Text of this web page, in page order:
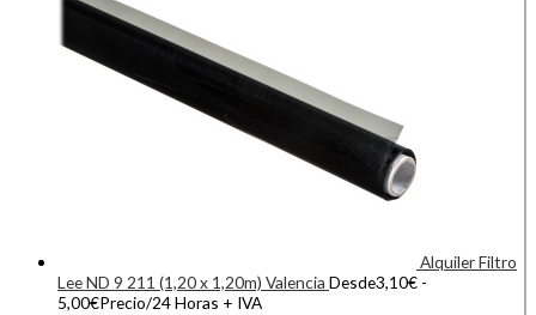
Alquiler Filtro
Lee ND 9 211 (1,20 x 1,20m) Valencia Desde3,10€ -
5,00€Precio/24 Horas + IVA